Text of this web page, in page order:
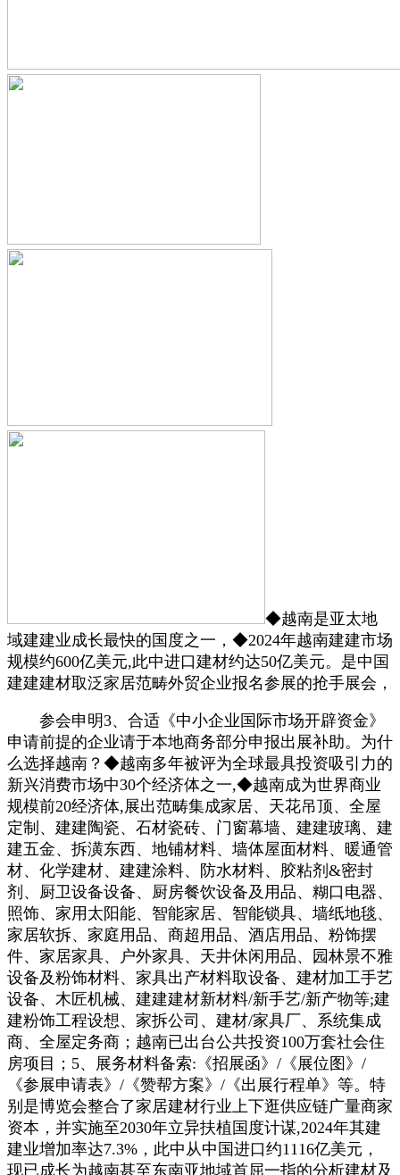
◆越南是亚太地
域建建业成长最快的国度之一，◆2024年越南建建市场
规模约600亿美元,此中进口建材约达50亿美元。是中国
建建建材取泛家居范畴外贸企业报名参展的抢手展会，
参会申明3、合适《中小企业国际市场开辟资金》
申请前提的企业请于本地商务部分申报出展补助。为什
么选择越南？◆越南多年被评为全球最具投资吸引力的
新兴消费市场中30个经济体之一,◆越南成为世界商业
规模前20经济体,展出范畴集成家居、天花吊顶、全屋
定制、建建陶瓷、石材瓷砖、门窗幕墙、建建玻璃、建
建五金、拆潢东西、地铺材料、墙体屋面材料、暖通管
材、化学建材、建建涂料、防水材料、胶粘剂&密封
剂、厨卫设备设备、厨房餐饮设备及用品、糊口电器、
照饰、家用太阳能、智能家居、智能锁具、墙纸地毯、
家居软拆、家庭用品、商超用品、酒店用品、粉饰摆
件、家居家具、户外家具、天井休闲用品、园林景不雅
设备及粉饰材料、家具出产材料取设备、建材加工手艺
设备、木匠机械、建建建材新材料/新手艺/新产物等;建
建粉饰工程设想、家拆公司、建材/家具厂、系统集成
商、全屋定务商；越南已出台公共投资100万套社会住
房项目；5、展务材料备索:《招展函》/《展位图》/
《参展申请表》/《赞帮方案》/《出展行程单》等。特
别是博览会整合了家居建材行业上下逛供应链广量商家
资本，并实施至2030年立异扶植国度计谋,2024年其建
建业增加率达7.3%，此中从中国进口约1116亿美元，
现已成长为越南甚至东南亚地域首屈一指的分析建材及